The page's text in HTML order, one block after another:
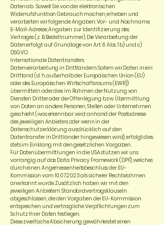
Daten ab. Soweit Sie von der elektronischen
Widerrufsfunktion Gebrauch machen, erheben und
verarbeiten wir folgende Angaben: Vor- und Nachname,
E-Mail-Adresse, Angaben zur Identifizierung des
Vertrages (z. B. Bestellnummer). Die Verarbeitung der
Daten erfolgt auf Grundlage von Art. 6 Abs. 1 b) und c)
DSGVO.
Internationale Datentransfers
Datenverarbeitung in Drittländern: Sofern wir Daten in ein
Drittland (d. h. außerhalb der Europäischen Union (EU)
oder des Europäischen Wirtschaftsraums (EWR))
übermitteln oder dies im Rahmen der Nutzung von
Diensten Dritter oder der Offenlegung bzw. Übermittlung
von Daten an andere Personen, Stellen oder Unternehmen
geschieht (was erkennbar wird anhand der Postadresse
des jeweiligen Anbieters oder wenn in der
Datenschutzerklärung ausdrücklich auf den
Datentransfer in Drittländer hingewiesen wird), erfolgt dies
stets im Einklang mit den gesetzlichen Vorgaben.
Für Datenübermittlungen in die USA stützen wir uns
vorrangig auf das Data Privacy Framework (DPF), welches
durch einen Angemessenheitsbeschluss der EU-
Kommission vom 10.07.2023als sicherer Rechtsrahmen
anerkannt wurde. Zusätzlich haben wir mit den
jeweiligen Anbietern Standardvertragsklauseln
abgeschlossen, die den Vorgaben der EU-Kommission
entsprechen und vertragliche Verpflichtungen zum
Schutz Ihrer Daten festlegen.
Diese zweifache Absicherung gewährleistet einen